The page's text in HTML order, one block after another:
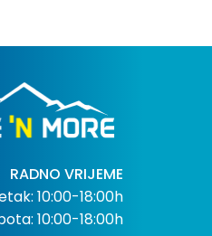
RADNO VRIJEME
10:00-18:00h
10:00-18:00h